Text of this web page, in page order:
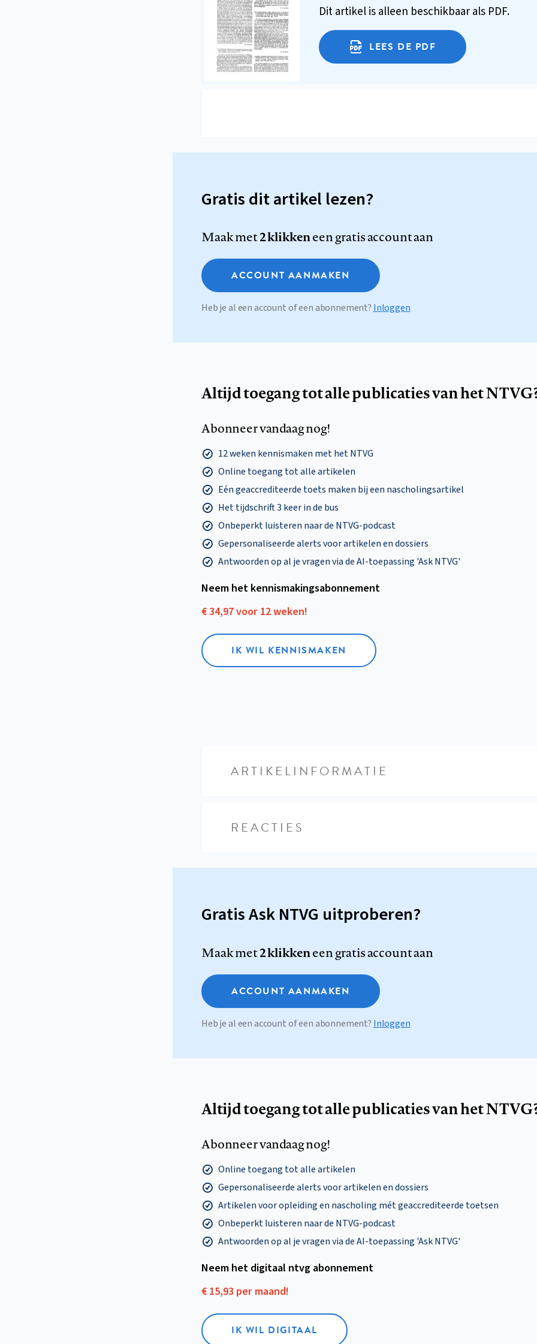
Dit artikel is alleen beschikbaar als PDF.
LEES DE PDF
Gratis dit artikel lezen?
Maak met2 klikkeneen gratis account aan
ACCOUNT AANMAKEN
Heb je al een account of een abonnement? Inloggen
Altijd toegang tot alle publicaties van het
Abonneer vandaag nog!
12 weken kennismaken met het NTVG
Online toegang tot alle artikelen
Eén geaccrediteerde toets maken bij een nascholingsartikel
Het tijdschrift 3 keer in de bus
Onbeperkt luisteren naar de NTVG-podcast
Gepersonaliseerde alerts voor artikelen en dossiers
Antwoorden op al je vragen via de AI-toepassing 'Ask NTVG'
Neem het kennismakings­abonnement
€ 34,97 voor 12 weken!
IK WIL KENNISMAKEN
ARTIKELINFORMATIE
REACTIES
Gratis Ask NTVG uitproberen?
Maak met2 klikkeneen gratis account aan
ACCOUNT AANMAKEN
Heb je al een account of een abonnement? Inloggen
Altijd toegang tot alle publicaties van het
Abonneer vandaag nog!
Online toegang tot alle artikelen
Gepersonaliseerde alerts voor artikelen en dossiers
Artikelen voor opleiding en nascholing mét geaccrediteerde toetsen
Onbeperkt luisteren naar de NTVG-podcast
Antwoorden op al je vragen via de AI-toepassing 'Ask NTVG'
Neem het digitaal ntvg abonnement
€ 15,93 per maand!
IK WIL DIGITAAL